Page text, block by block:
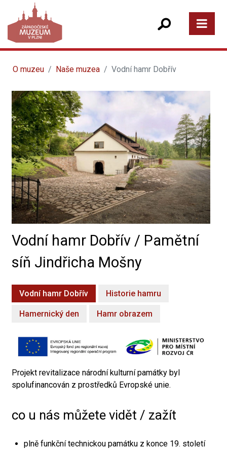
O muzeu Naše muzea Vodní hamr Dobřív
Vodní hamr Dobřív / Pamětní
síň Jindřicha Mošny
Vodní hamr Dobřív Historie hamru
Hamernický den Hamr obrazem
Projekt revitalizace národní kulturní památky byl
spolufinancován z prostředků Evropské unie.
co u nás můžete vidět / zažít
plně funkční technickou památku z konce 19. století